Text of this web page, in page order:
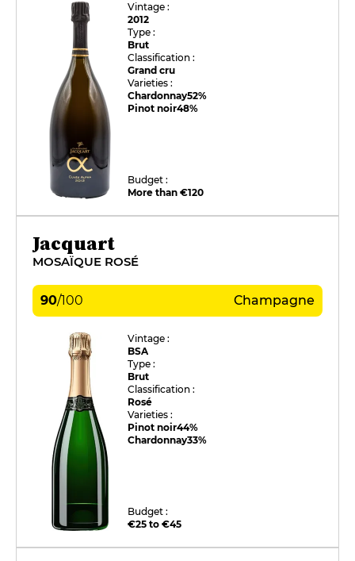
Vintage :
2012
Type :
Brut
Classification :
Grand cru
Varieties :
Chardonnay52%
Pinot noir48%
Budget :
More than €120
Jacquart
MOSAÏQUE ROSÉ
90/100 Champagne
Vintage :
BSA
Type :
Brut
Classification :
Rosé
Varieties :
Pinot noir44%
Chardonnay33%
Budget :
€25 to €45